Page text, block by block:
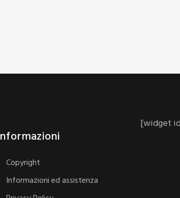
Copyright
Informazioni ed assistenza
[widget